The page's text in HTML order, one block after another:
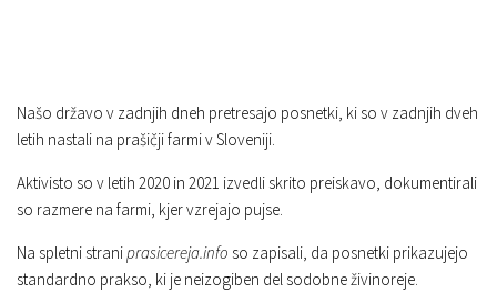
Našo državo v zadnjih dneh pretresajo posnetki, ki so v zadnjih dveh
letih nastali na prašičji farmi v Sloveniji.
Aktivisto so v letih 2020 in 2021 izvedli skrito preiskavo, dokumentirali
so razmere na farmi, kjer vzrejajo pujse.
Na spletni straniprasicereja.info so zapisali, da posnetki prikazujejo
standardno prakso, ki je neizogiben del sodobne živinoreje.